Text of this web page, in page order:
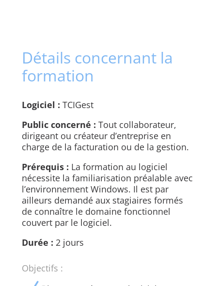
Détails concernant la
formation
Logiciel : TCIGest
Public concerné : Tout collaborateur,
dirigeant ou créateur d’entreprise en
charge de la facturation ou de la gestion.
Prérequis : La formation au logiciel
nécessite la familiarisation préalable avec
l’environnement Windows. Il est par
ailleurs demandé aux stagiaires formés
de connaître le domaine fonctionnel
couvert par le logiciel.
Durée : 2 jours
Objectifs :